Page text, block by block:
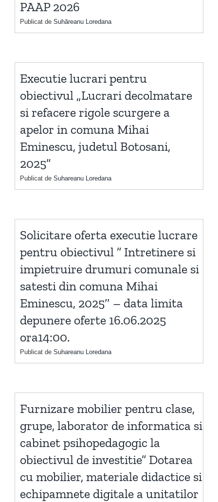
PAAP 2026
Publicat de Suhăreanu Loredana
Executie lucrari pentru
obiectivul „Lucrari decolmatare
si refacere rigole scurgere a
apelor in comuna Mihai
Eminescu, judetul Botosani,
2025”
Publicat de Suhareanu Loredana
Solicitare oferta executie lucrare
pentru obiectivul ” Intretinere si
impietruire drumuri comunale si
satesti din comuna Mihai
Eminescu, 2025″ – data limita
depunere oferte 16.06.2025
ora14:00.
Publicat de Suhareanu Loredana
Furnizare mobilier pentru clase,
grupe, laborator de informatica si
cabinet psihopedagogic la
obiectivul de investitie” Dotarea
cu mobilier, materiale didactice si
echipamnete digitale a unitatilor